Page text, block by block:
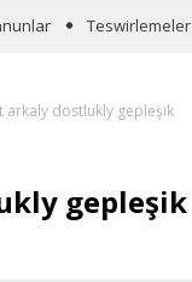
Teswirlemeler
arkaly dostlukly gepleşik
gepleşik